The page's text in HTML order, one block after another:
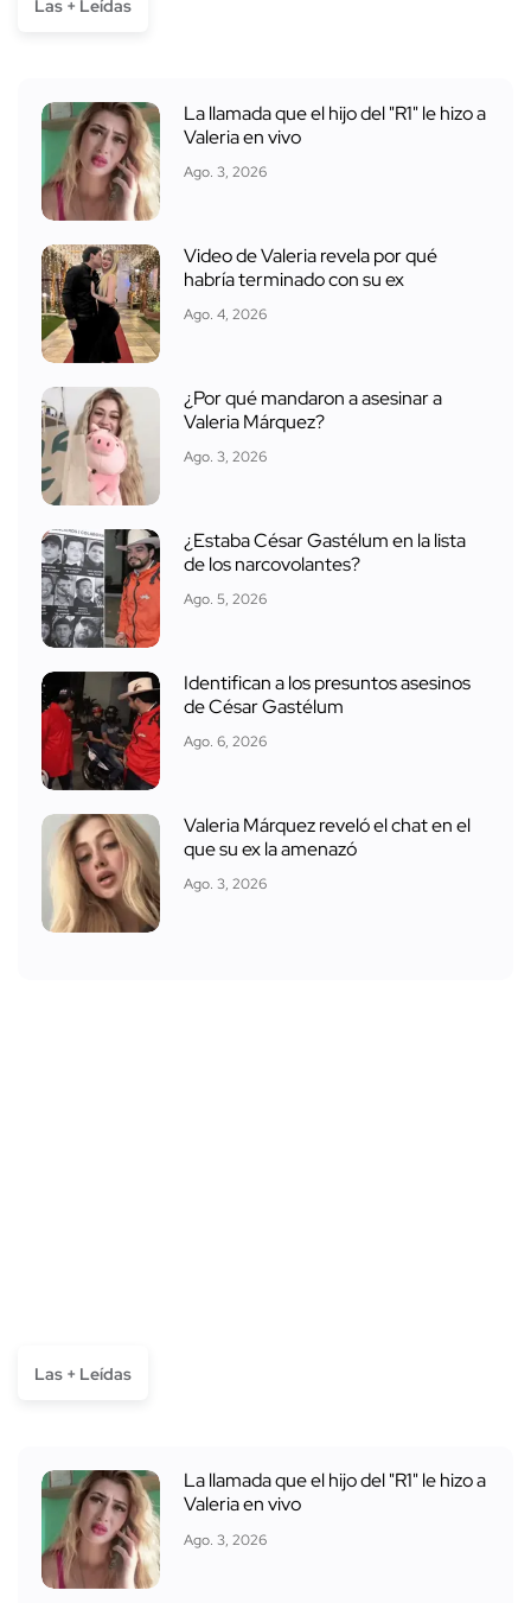
Las + Leídas
La llamada que el hijo del "R1" le hizo a
Valeria en vivo
Ago. 3, 2026
Video de Valeria revela por qué
habría terminado con su ex
Ago. 4, 2026
¿Por qué mandaron a asesinar a
Valeria Márquez?
Ago. 3, 2026
¿Estaba César Gastélum en la lista
de los narcovolantes?
Ago. 5, 2026
Identifican a los presuntos asesinos
de César Gastélum
Ago. 6, 2026
Valeria Márquez reveló el chat en el
que su ex la amenazó
Ago. 3, 2026
Las + Leídas
La llamada que el hijo del "R1" le hizo a
Valeria en vivo
Ago. 3, 2026